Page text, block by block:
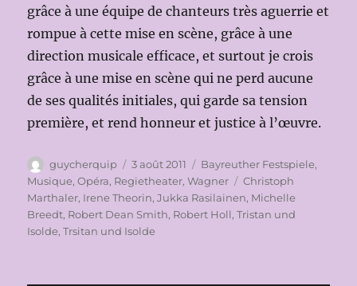
grâce à une équipe de chanteurs très aguerrie et
rompue à cette mise en scène, grâce à une
direction musicale efficace, et surtout je crois
grâce à une mise en scène qui ne perd aucune
de ses qualités initiales, qui garde sa tension
première, et rend honneur et justice à l’œuvre.
Auteur
guycherquip
Publié
le
3 août 2011 Catégories
Bayreuther Festspiele,
Musique,Opéra, Regietheater,Wagner Étiquettes
Christoph
Marthaler, Irene Theorin,Jukka Rasilainen, Michelle
Breedt, Robert Dean Smith, Robert Holl,Tristan und
Isolde,Trsitan und Isolde